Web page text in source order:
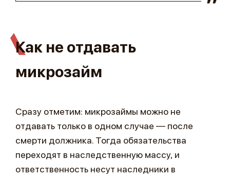
Как не отдавать
микрозайм
Сразу отметим: микрозаймы можно не
отдавать только в одном случае — после
смерти должника. Тогда обязательства
переходят в наследственную массу, и
ответственность несут наследники в